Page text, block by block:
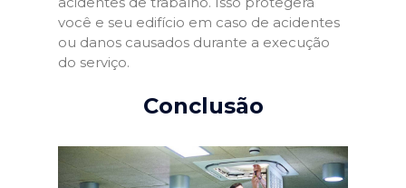
você e seu edifício em caso de acidentes
ou danos causados durante a execução
do serviço.
Conclusão